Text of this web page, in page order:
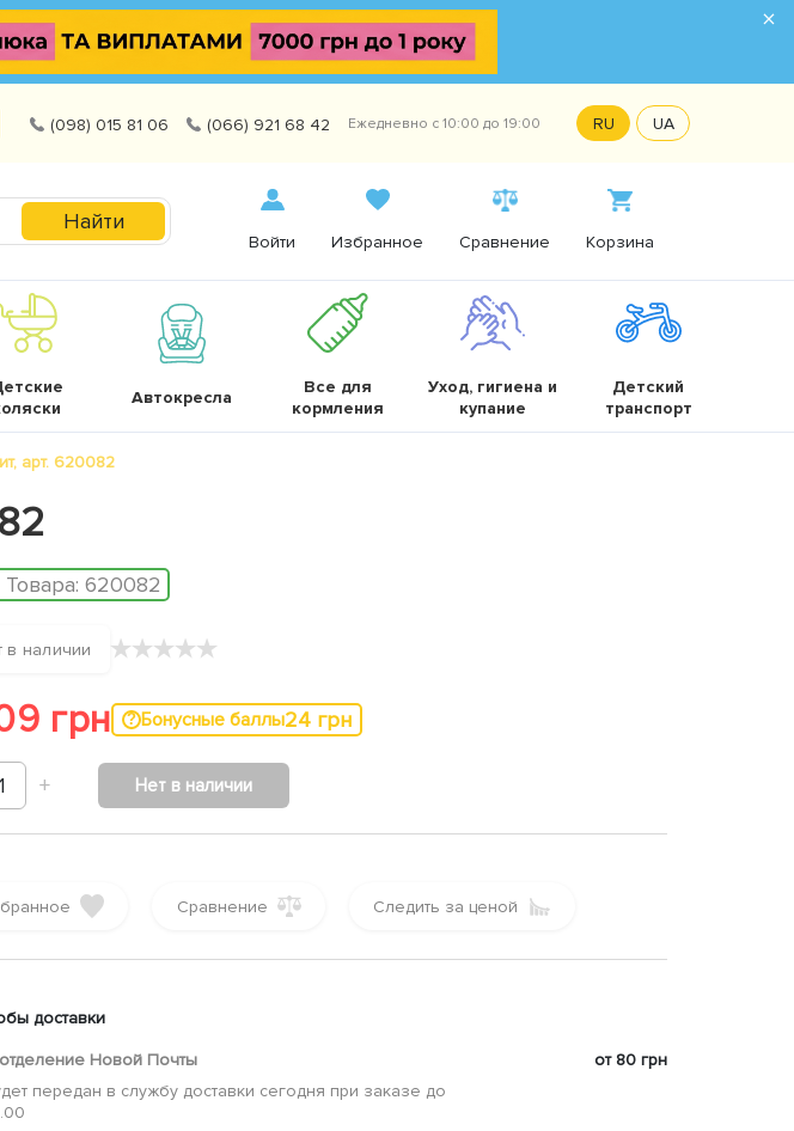
×
(098) 015 81 06 (066) 921 68 42 Ежедневно с 10:00 до 19:00 RU UA
Найти
Войти Избранное Сравнение Корзина
Автокресла
Все для
кормления
Уход, гигиена и
купание
Детский
транспорт
арт. 620082
620082
в наличии ★★★★★
грн Бонусные баллы24 грн
1 + Нет в наличии
Сравнение Следить за ценой
доставки
Новой Почты
передан в службу доставки сегодня при заказе до
от 80 грн